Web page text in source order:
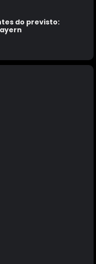
do previsto: